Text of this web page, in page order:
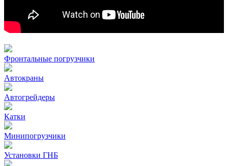
Фронтальные погрузчики
Автокраны
Автогрейдеры
Катки
Минипогрузчики
Установки ГНБ